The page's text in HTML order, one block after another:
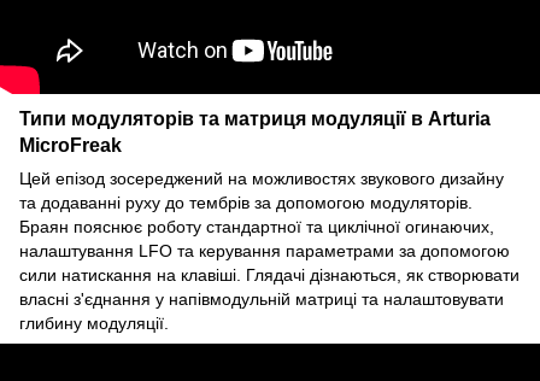
Типи модуляторів та матриця модуляції в Arturia
MicroFreak
Цей епізод зосереджений на можливостях звукового дизайну
та додаванні руху до тембрів за допомогою модуляторів.
Браян пояснює роботу стандартної та циклічної огинаючих,
налаштування LFO та керування параметрами за допомогою
сили натискання на клавіші. Глядачі дізнаються, як створювати
власні з'єднання у напівмодульній матриці та налаштовувати
глибину модуляції.